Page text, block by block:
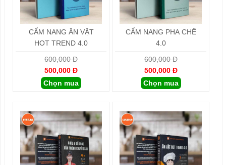
CẨM NANG ĂN VẶT
HOT TREND 4.0
600,000 Đ
500,000 Đ
Chọn mua
CẨM NANG PHA CHẾ
4.0
600,000 Đ
500,000 Đ
Chọn mua